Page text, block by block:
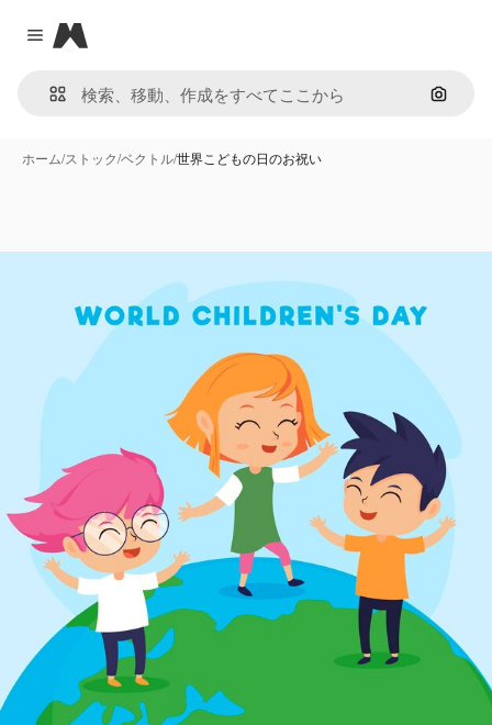
Close menu
Magnific
画像で
ホーム/ストック/ベクトル/世界こどもの日のお祝い